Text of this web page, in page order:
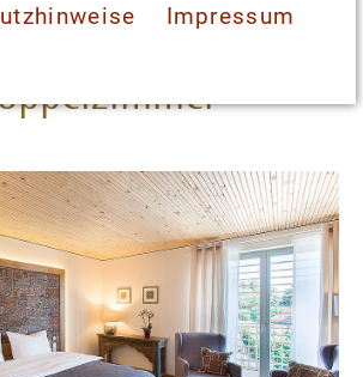
Impressum